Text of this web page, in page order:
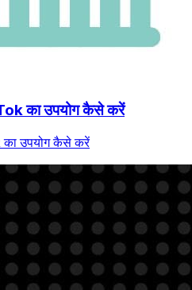
का उपयोग कैसे करें
उपयोग कैसे करें